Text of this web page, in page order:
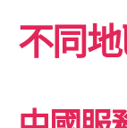
不同